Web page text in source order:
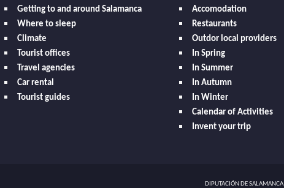
Getting to and around Salamanca
Where to sleep
Climate
Tourist offices
Travel agencies
Car rental
Tourist guides
Accomodation
Restaurants
Outdor local providers
In Spring
In Summer
In Autumn
In Winter
Calendar of Activities
Invent your trip
DIPUTACIÓN DE SALAMANCA